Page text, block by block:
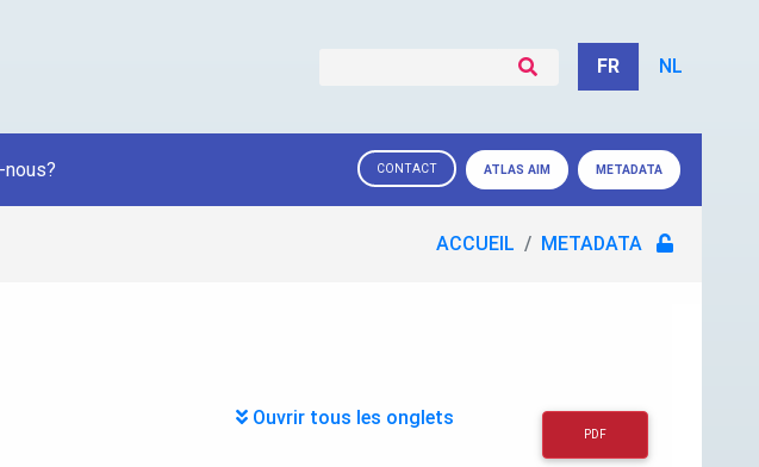
FR NL
CONTACT ATLAS AIM METADATA
ACCUEIL METADATA
Ouvrir tous les onglets
PDF